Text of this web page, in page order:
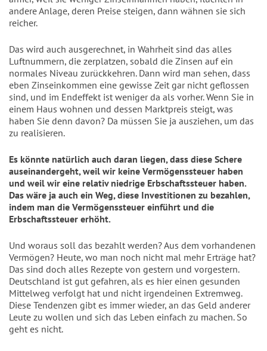
andere Anlage, deren Preise steigen, dann wähnen sie sich
reicher.
Das wird auch ausgerechnet, in Wahrheit sind das alles
Luftnummern, die zerplatzen, sobald die Zinsen auf ein
normales Niveau zurückkehren. Dann wird man sehen, dass
eben Zinseinkommen eine gewisse Zeit gar nicht geflossen
sind, und im Endeffekt ist weniger da als vorher. Wenn Sie in
einem Haus wohnen und dessen Marktpreis steigt, was
haben Sie denn davon? Da müssen Sie ja ausziehen, um das
zu realisieren.
Es könnte natürlich auch daran liegen, dass diese Schere
auseinandergeht, weil wir keine Vermögenssteuer haben
und weil wir eine relativ niedrige Erbschaftssteuer haben.
Das wäre ja auch ein Weg, diese Investitionen zu bezahlen,
indem man die Vermögenssteuer einführt und die
Erbschaftssteuer erhöht.
Und woraus soll das bezahlt werden? Aus dem vorhandenen
Vermögen? Heute, wo man noch nicht mal mehr Erträge hat?
Das sind doch alles Rezepte von gestern und vorgestern.
Deutschland ist gut gefahren, als es hier einen gesunden
Mittelweg verfolgt hat und nicht irgendeinen Extremweg.
Diese Tendenzen gibt es immer wieder, an das Geld anderer
Leute zu wollen und sich das Leben einfach zu machen. So
geht es nicht.